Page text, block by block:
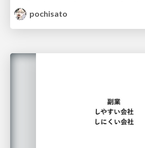
pochisato